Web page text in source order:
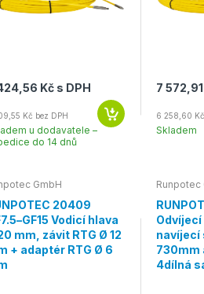
Kč s DPH
Kč bez DPH
u dodavatele –
do 14 dnů
7
6 258,60
Skladem
GmbH
20409
Vodicí hlava
mm, závit RTG Ø 12
+ adaptér RTG Ø 6
Runpotec
Odvíjecí
navíjecí
730mm
4dílná